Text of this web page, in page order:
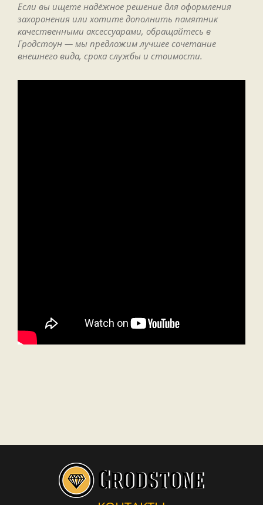
Если вы ищете надёжное решение для оформления
захоронения или хотите дополнить памятник
качественными аксессуарами, обращайтесь в
Гродстоун — мы предложим лучшее сочетание
внешнего вида, срока службы и стоимости.